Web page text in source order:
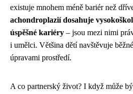
existuje mnohem méně bariér než
achondroplazií dosahuje
úspěšné kariéry – jsou mezi nimi
i umělci. Většina dětí navštěvuje
úpravami prostředí.
A co partnerský život? I když může